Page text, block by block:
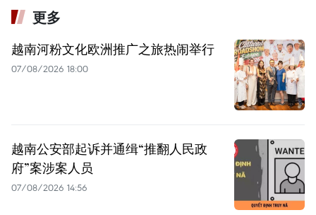
更多
越南河粉文化欧洲推广之旅热闹举行
07/08/2026 18:00
越南公安部起诉并通缉“推翻人民政
府”案涉案人员
07/08/2026 14:56